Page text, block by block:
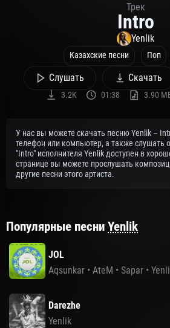
Трек
Intro
Yenlik
Казахские песни Поп
Слушать Скачать
3.2K 01:38 3.90
У нас вы можете скачать песню Yenlik –
телефон или компьютер, а также слушать
"Intro" исполнителя Yenlik доступен в
странице вы можете прослушать
другие песни этого артиста.
Популярные песни Yenlik
JOL
Aqsunkar • AteM • Sapar •
Darezhe
Yenlik